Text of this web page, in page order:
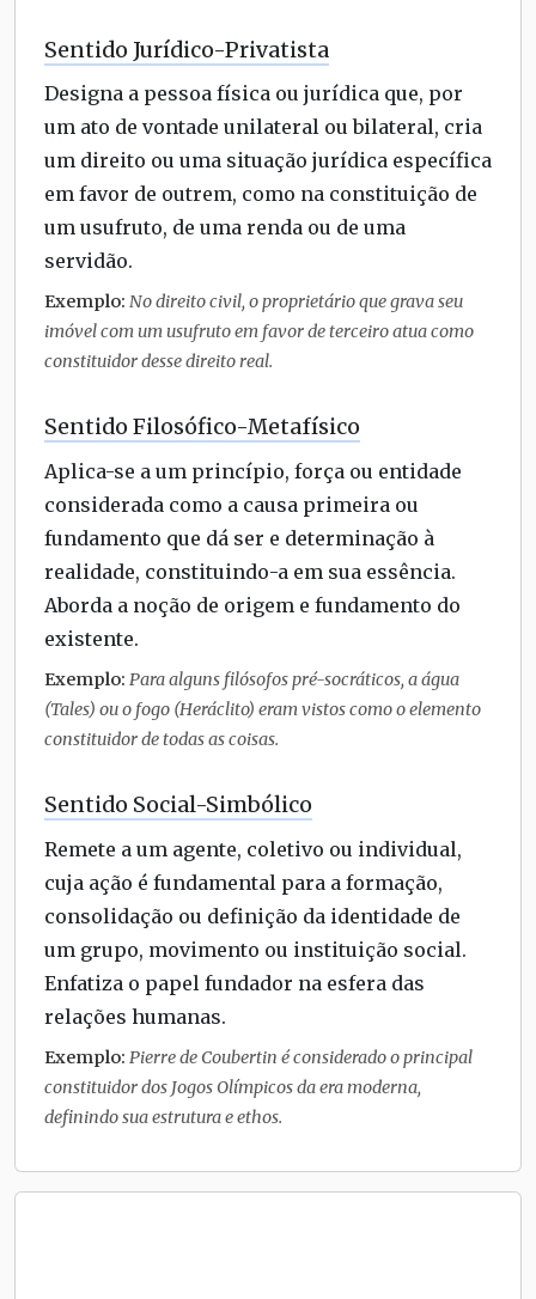
Sentido Jurídico-Privatista
Designa a pessoa física ou jurídica que, por
um ato de vontade unilateral ou bilateral, cria
um direito ou uma situação jurídica específica
em favor de outrem, como na constituição de
um usufruto, de uma renda ou de uma
servidão.
Exemplo: No direito civil, o proprietário que grava seu
imóvel com um usufruto em favor de terceiro atua como
constituidor desse direito real.
Sentido Filosófico-Metafísico
Aplica-se a um princípio, força ou entidade
considerada como a causa primeira ou
fundamento que dá ser e determinação à
realidade, constituindo-a em sua essência.
Aborda a noção de origem e fundamento do
existente.
Exemplo: Para alguns filósofos pré-socráticos, a água
(Tales) ou o fogo (Heráclito) eram vistos como o elemento
constituidor de todas as coisas.
Sentido Social-Simbólico
Remete a um agente, coletivo ou individual,
cuja ação é fundamental para a formação,
consolidação ou definição da identidade de
um grupo, movimento ou instituição social.
Enfatiza o papel fundador na esfera das
relações humanas.
Exemplo: Pierre de Coubertin é considerado o principal
constituidor dos Jogos Olímpicos da era moderna,
definindo sua estrutura e ethos.